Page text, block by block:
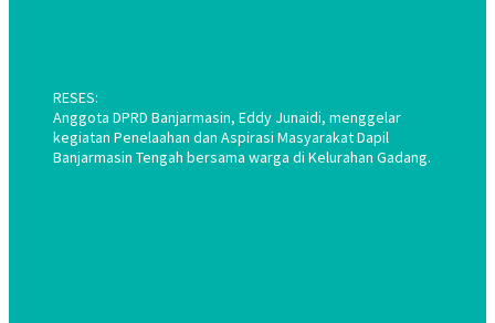
RESES:
Anggota DPRD Banjarmasin, Eddy Junaidi, menggelar
kegiatan Penelaahan dan Aspirasi Masyarakat Dapil
Banjarmasin Tengah bersama warga di Kelurahan Gadang.